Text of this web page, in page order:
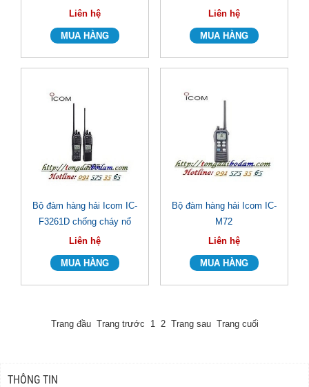
Liên hệ
Liên hệ
Bộ đàm hàng hải Icom IC-
F3261D chống cháy nổ
Liên hệ
Bộ đàm hàng hải Icom IC-
M72
Liên hệ
Trang đầu Trang trước 1 2 Trang sau Trang cuối
THÔNG TIN